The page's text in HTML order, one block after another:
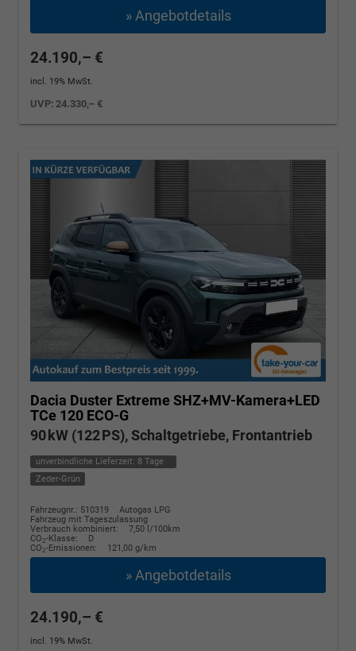
» Angebotdetails
24.190,– €
incl. 19% MwSt.
UVP:24.330,– €
Dacia Duster Extreme SHZ+MV-Kamera+LED
TCe 120 ECO-G
90 kW (122 PS), Schaltgetriebe, Frontantrieb
unverbindliche Lieferzeit: 8 Tage
Zeder-Grün
Fahrzeugnr.: 510319
Autogas LPG
Fahrzeug mit Tageszulassung
Verbrauch kombiniert:
7,50 l/100km
CO2-Klasse:
D
CO2-Emissionen: 121,00 g/km
» Angebotdetails
24.190,– €
incl. 19% MwSt.